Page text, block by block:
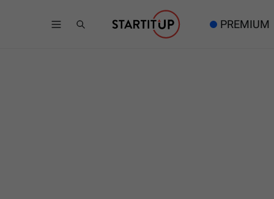
PREMIUM